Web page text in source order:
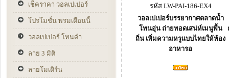
เช็คราคา วอลเปเปอร์
โปรโมชั่น พรมเดือนนี้
วอลเปเปอร์ โทนดำ
ลาย 3 มิติ
ลายโมเดิร์น
รหัส LW-PAI-186-EX4
วอลเปเปอร์บรรยากาศตลาดน้ำ
โทนอุ่น ถ่ายทอดเสน่ห์เมนูพื้น
ถิ่น เพิ่มความหรูแบบไทยให้ห้อง
อาหารอ